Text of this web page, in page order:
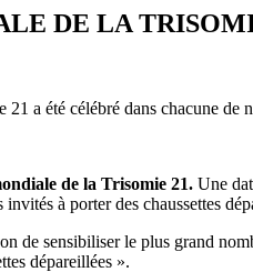
DE LA
a été célébré dans chacune de
de la Trisomie 21. Une
à porter des chaussettes
de sensibiliser le plus grand
dépareillées ».